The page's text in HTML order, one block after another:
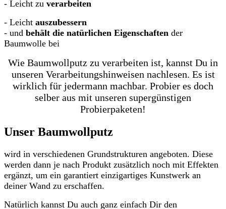
- Leicht zu verarbeiten
- Leicht auszubessern
- und behält die natürlichen Eigenschaften der
Baumwolle bei
Wie Baumwollputz zu verarbeiten ist, kannst Du in
unseren Verarbeitungshinweisen nachlesen. Es ist
wirklich für jedermann machbar. Probier es doch
selber aus mit unseren supergünstigen
Probierpaketen!
Unser Baumwollputz
wird in verschiedenen Grundstrukturen angeboten. Diese
werden dann je nach Produkt zusätzlich noch mit Effekten
ergänzt, um ein garantiert einzigartiges Kunstwerk an
deiner Wand zu erschaffen.
Natürlich kannst Du auch ganz einfach Dir den